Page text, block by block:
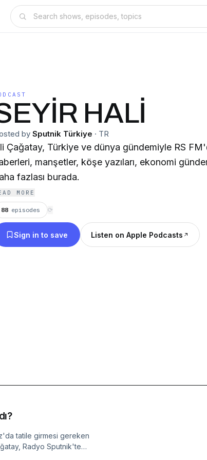
HALİ
by Sputnik Türkiye · TR
Çağatay, Türkiye ve dünya gündemiyle RS
manşetler, köşe yazıları, ekonomi
fazlası burada.
MORE
88 episodes ⟳
Sign in to save Listen on Apple Podcasts
tatile girmesi gereken
Radyo Sputnik'te